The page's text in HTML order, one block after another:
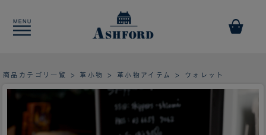
商品カテゴリ一覧 > 革小物 > 革小物アイテム > ウォレット